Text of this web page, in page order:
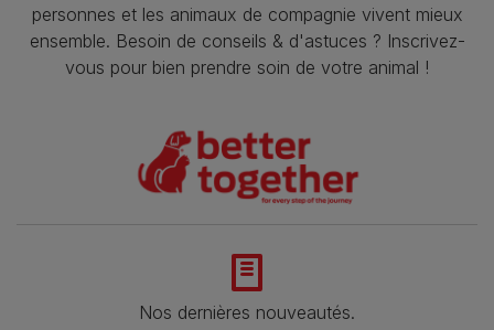
personnes et les animaux de compagnie vivent mieux
ensemble. Besoin de conseils & d'astuces ? Inscrivez-
vous pour bien prendre soin de votre animal !
Nos dernières nouveautés.